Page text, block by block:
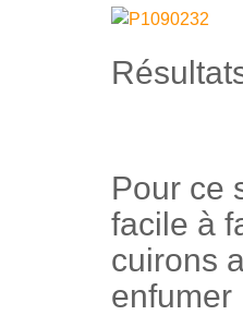
Pour ce
facile à
cuirons
enfumer